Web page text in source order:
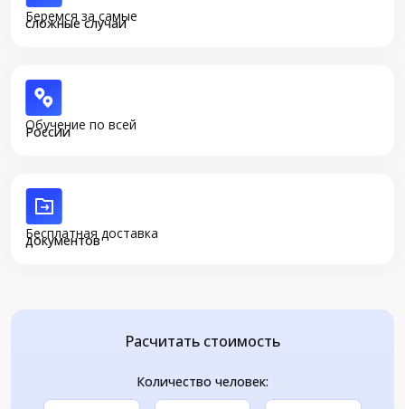
Беремся за самые
сложные случаи
Обучение по всей
России
Бесплатная доставка
документов
Расчитать стоимость
Количество человек: